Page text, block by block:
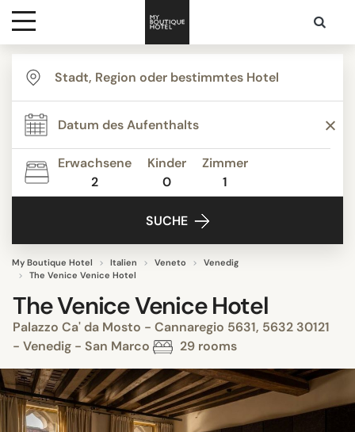
Ziele
Hotelarten
Kontakt
Erwachsene
2
Kinder
0
Zimmer
1
SUCHE
My Boutique Hotel Italien Veneto
Venedig
The Venice Venice Hotel
The Venice Venice Hotel
Palazzo Ca' da Mosto - Cannaregio 5631, 5632 30121
- Venedig - San Marco
29 rooms